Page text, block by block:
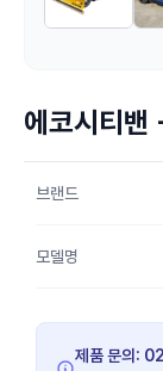
에코시티밴
브랜드
모델명
제품 문의: